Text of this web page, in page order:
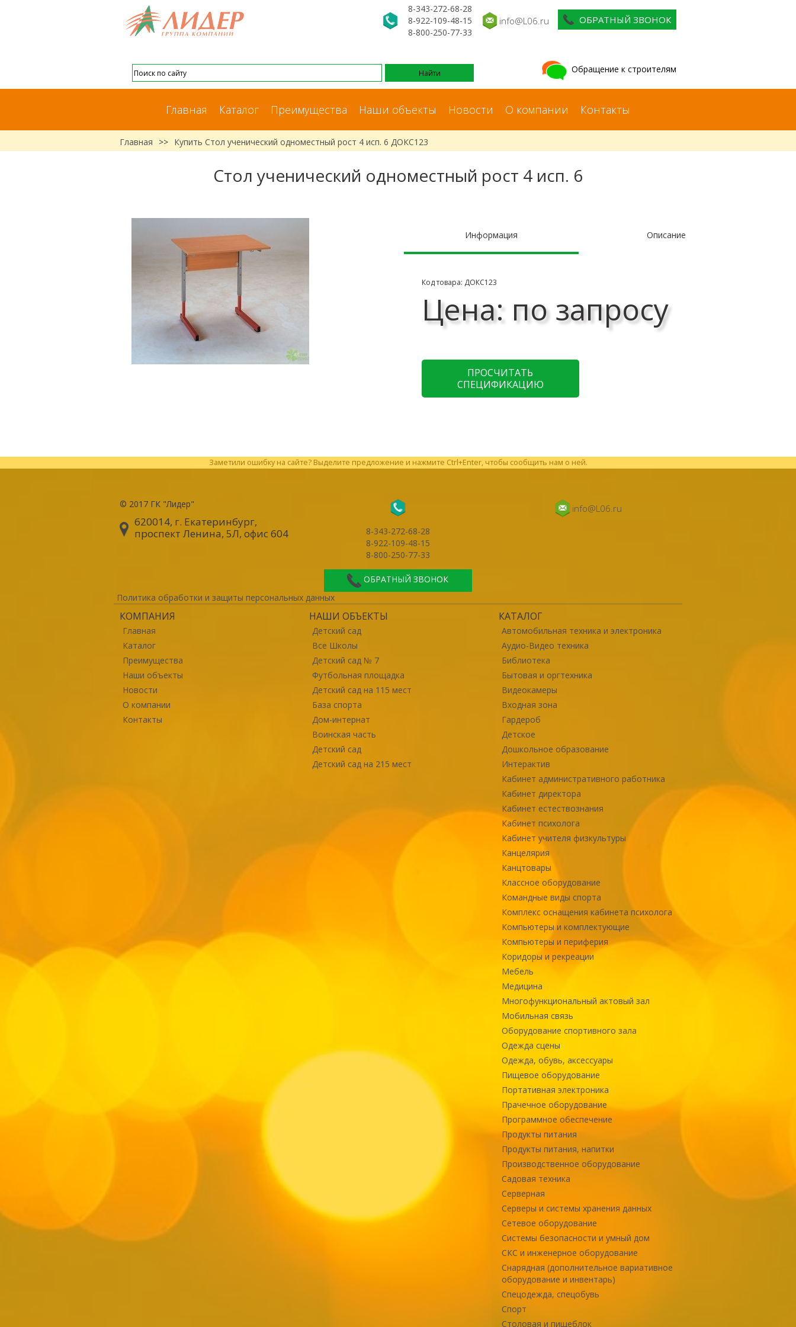
8-343-272-68-28
8-922-109-48-15
8-800-250-77-33
info@L06.ru ОБРАТНЫЙ ЗВОНОК
Обращение к строителям
Главная Каталог Преимущества Наши объекты Новости О компании Контакты
Главная >> Купить Стол ученический одноместный рост 4 исп. 6 ДОКС123
Стол ученический одноместный рост 4 исп. 6
Информация Описание
Код товара: ДОКС123
Цена: по запросу
ПРОСЧИТАТЬ
СПЕЦИФИКАЦИЮ
Заметили ошибку на сайте? Выделите предложение и нажмите Ctrl+Enter, чтобы сообщить нам о ней.
© 2017 ГК "Лидер"
620014, г. Екатеринбург,
проспект Ленина, 5Л, офис 604
8-343-272-68-28
8-922-109-48-15
8-800-250-77-33
ОБРАТНЫЙ ЗВОНОК
info@L06.ru
Политика обработки и защиты персональных данных
КОМПАНИЯ
Главная
Каталог
Преимущества
Наши объекты
Новости
О компании
Контакты
НАШИ ОБЪЕКТЫ
Детский сад
Все Школы
Детский сад № 7
Футбольная площадка
Детский сад на 115 мест
База спорта
Дом-интернат
Воинская часть
Детский сад
Детский сад на 215 мест
КАТАЛОГ
Автомобильная техника и электроника
Аудио-Видео техника
Библиотека
Бытовая и оргтехника
Видеокамеры
Входная зона
Гардероб
Детское
Дошкольное образование
Интерактив
Кабинет административного работника
Кабинет директора
Кабинет естествознания
Кабинет психолога
Кабинет учителя физкультуры
Канцелярия
Канцтовары
Классное оборудование
Командные виды спорта
Комплекс оснащения кабинета психолога
Компьютеры и комплектующие
Компьютеры и периферия
Коридоры и рекреации
Мебель
Медицина
Многофункциональный актовый зал
Мобильная связь
Оборудование спортивного зала
Одежда сцены
Одежда, обувь, аксессуары
Пищевое оборудование
Портативная электроника
Прачечное оборудование
Программное обеспечение
Продукты питания
Продукты питания, напитки
Производственное оборудование
Садовая техника
Серверная
Серверы и системы хранения данных
Сетевое оборудование
Системы безопасности и умный дом
СКС и инженерное оборудование
Снарядная (дополнительное вариативное
оборудование и инвентарь)
Спецодежда, спецобувь
Спорт
Столовая и пищеблок